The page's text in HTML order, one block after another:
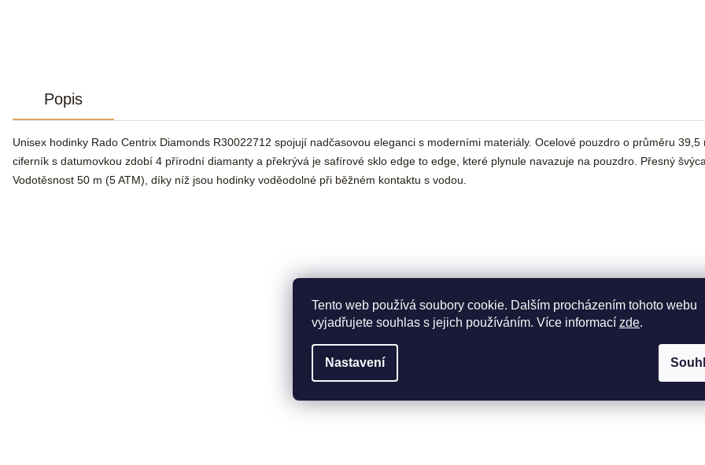
Tento web používá soubory cookie. Dalším procházením tohoto webu
vyjadřujete souhlas s jejich používáním. Více informací zde.
Nastavení
Popis
Unisex hodinky Rado Centrix Diamonds R30022712 spojují nadčasovou eleganci s moderními materiály. Ocelové pouzdro o průměru
ciferník s datumovkou zdobí 4 přírodní diamanty a překrývá je safírové sklo edge to edge, které plynule navazuje na pouzdro. Přesný
Vodotěsnost 50 m (5 ATM), díky níž jsou hodinky voděodolné při běžném kontaktu s vodou.